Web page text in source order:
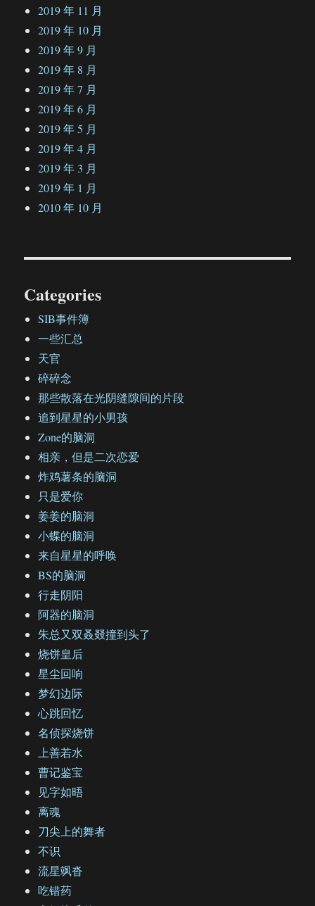
2019 年 11 月
2019 年 10 月
2019 年 9 月
2019 年 8 月
2019 年 7 月
2019 年 6 月
2019 年 5 月
2019 年 4 月
2019 年 3 月
2019 年 1 月
2010 年 10 月
Categories
SIB事件簿
一些汇总
天官
碎碎念
那些散落在光阴缝隙间的片段
追到星星的小男孩
Zone的脑洞
相亲，但是二次恋爱
炸鸡薯条的脑洞
只是爱你
姜姜的脑洞
小蝶的脑洞
来自星星的呼唤
BS的脑洞
行走阴阳
阿器的脑洞
朱总又双叒叕撞到头了
烧饼皇后
星尘回响
梦幻边际
心跳回忆
名侦探烧饼
上善若水
曹记鉴宝
见字如晤
离魂
刀尖上的舞者
不识
流星飒沓
吃错药